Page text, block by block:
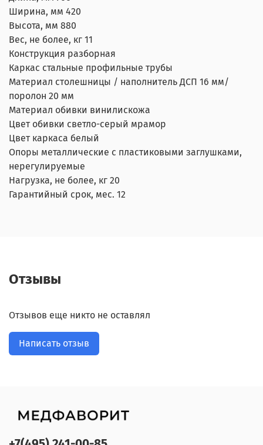
Ширина, мм 420
Высота, мм 880
Вес, не более, кг 11
Конструкция разборная
Каркас стальные профильные трубы
Материал столешницы / наполнитель ДСП 16 мм/
поролон 20 мм
Материал обивки винилискожа
Цвет обивки светло-серый мрамор
Цвет каркаса белый
Опоры металлические с пластиковыми заглушками,
нерегулируемые
Нагрузка, не более, кг 20
Гарантийный срок, мес. 12
Отзывы
Отзывов еще никто не оставлял
Написать отзыв